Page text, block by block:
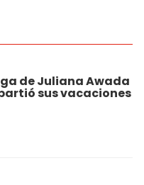
de Juliana Awada
sus vacaciones